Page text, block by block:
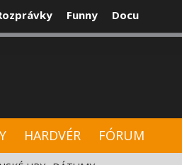
Funny Docu
HARDVÉR FÓRUM